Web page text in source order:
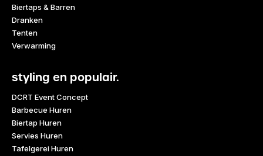
Biertaps & Barren
Dranken
Tenten
Verwarming
styling en populair.
DCRT Event Concept
Barbecue Huren
Biertap Huren
Servies Huren
Tafelgerei Huren